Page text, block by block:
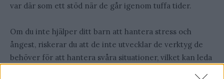
var där som ett stöd när de går igenom tuffa tider.
Om du inte hjälper ditt barn att hantera stress och
ångest, riskerar du att de inte utvecklar de verktyg de
behöver för att hantera svåra situationer, vilket kan leda